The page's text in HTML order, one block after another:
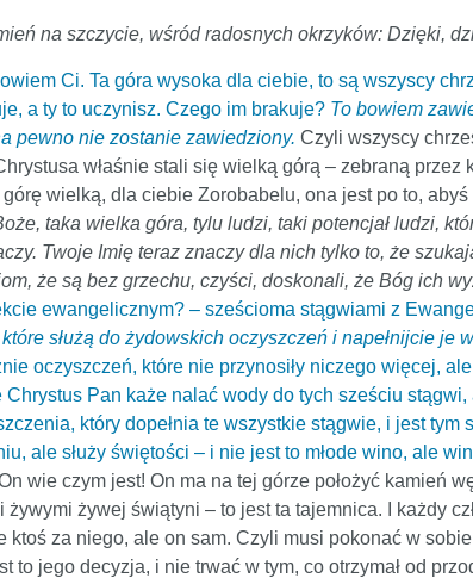
na szczycie, wśród radosnych okrzyków: Dzięki,
Ci. Ta góra wysoka dla ciebie, to są wszyscy
a ty to uczynisz. Czego im brakuje? To bowiem
pewno nie zostanie zawiedziony. Czyli wszyscy
właśnie stali się wielką górą – zebraną przez
wielką, dla ciebie Zorobabelu, ona jest po to, abyś
taka wielka góra, tylu ludzi, taki potencjał ludzi,
Twoje Imię teraz znaczy dla nich tylko to, że
że są bez grzechu, czyści, doskonali, że Bóg ich
ewangelicznym? – sześcioma stągwiami z
służą do żydowskich oczyszczeń i napełnijcie je
oczyszczeń, które nie przynosiły niczego więcej, ale
Pan każe nalać wody do tych sześciu
który dopełnia te wszystkie stągwie, i jest tym
ale służy świętości – i nie jest to młode wino, ale
wie czym jest! On ma na tej górze położyć kamień
żywej świątyni – to jest ta tajemnica. I każdy
za niego, ale on sam. Czyli musi pokonać w sobie
jego decyzja, i nie trwać w tym, co otrzymał od